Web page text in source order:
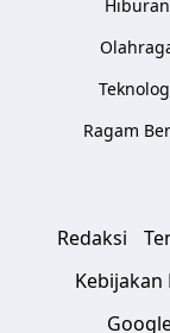
Hiburan
Ragam
Redaksi
Kebijakan